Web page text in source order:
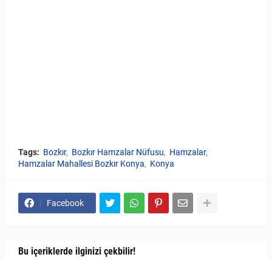
Tags: Bozkır Bozkır Hamzalar Nüfusu
Hamzalar
Hamzalar Mahallesi Bozkır Konya
Konya
Facebook
Bu içeriklerde ilginizi çekbilir!